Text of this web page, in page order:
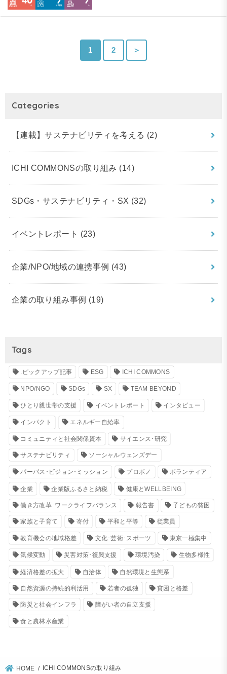
1 2 ＞
Categories
【連載】サステナビリティを考える (2)
ICHI COMMONSの取り組み (14)
SDGs・サステナビリティ・SX (32)
イベントレポート (23)
企業/NPO/地域の連携事例 (43)
企業の取り組み事例 (19)
Tags
.ピックアップ記事 ESG ICHI COMMONS
NPO/NGO SDGs SX TEAM BEYOND
ひとり親世帯の支援 イベントレポート インタビュー
インパクト エネルギー自給率
コミュニティと社会関係資本 サイエンス･研究
サステナビリティ ソーシャルウェンズデー
パーパス･ビジョン･ミッション プロボノ ボランティア
企業 企業版ふるさと納税 健康とWELLBEING
働き方改革･ワークライフバランス 報告書 子どもの貧困
家族と子育て 寄付 平和と平等 従業員
教育機会の地域格差 文化･芸術･スポーツ 東京一極集中
気候変動 災害対策･復興支援 環境汚染 生物多様性
経済格差の拡大 自治体 自然環境と生態系
自然資源の持続的利活用 若者の孤独 貧困と格差
防災と社会インフラ 障がい者の自立支援
食と農林水産業
HOME ICHI COMMONSの取り組み